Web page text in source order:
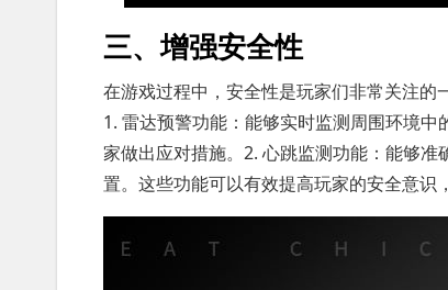
三、增强安全性
在游戏过程中，安全性是玩家们非常关注的
1. 雷达预警功能：能够实时监测周围环境
家做出应对措施。2. 心跳监测功能：能够
置。这些功能可以有效提高玩家的安全意识